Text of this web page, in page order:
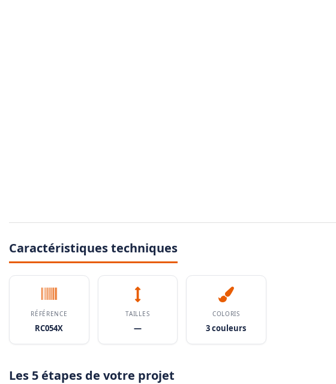
Caractéristiques techniques
RÉFÉRENCE
RC054X
TAILLES
—
COLORIS
3 couleurs
Les 5 étapes de votre projet